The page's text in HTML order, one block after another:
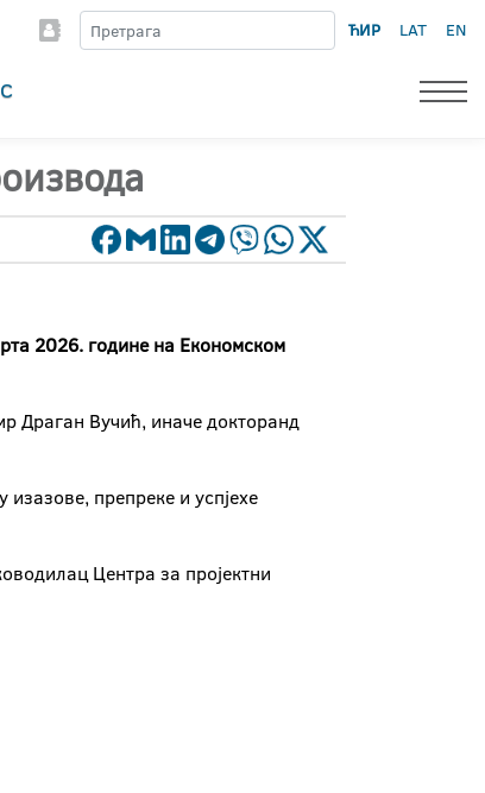
ЋИР LAT EN
2026. године на Економском
Драган Вучић, иначе докторанд
препреке и успјехе
Центра за пројектни